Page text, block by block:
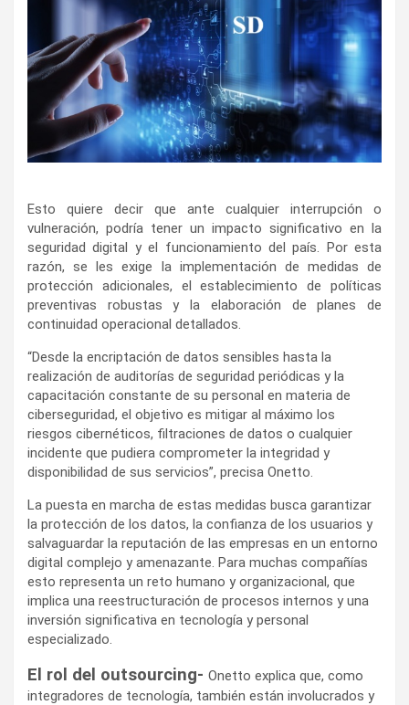
Esto quiere decir que ante cualquier interrupción o
vulneración, podría tener un impacto significativo en la
seguridad digital y el funcionamiento del país. Por esta
razón, se les exige la implementación de medidas de
protección adicionales, el establecimiento de políticas
preventivas robustas y la elaboración de planes de
continuidad operacional detallados.
“Desde la encriptación de datos sensibles hasta la
realización de auditorías de seguridad periódicas y la
capacitación constante de su personal en materia de
ciberseguridad, el objetivo es mitigar al máximo los
riesgos cibernéticos, filtraciones de datos o cualquier
incidente que pudiera comprometer la integridad y
disponibilidad de sus servicios”, precisa Onetto.
La puesta en marcha de estas medidas busca garantizar
la protección de los datos, la confianza de los usuarios y
salvaguardar la reputación de las empresas en un entorno
digital complejo y amenazante. Para muchas compañías
esto representa un reto humano y organizacional, que
implica una reestructuración de procesos internos y una
inversión significativa en tecnología y personal
especializado.
El rol del outsourcing- Onetto explica que, como
integradores de tecnología, también están involucrados y